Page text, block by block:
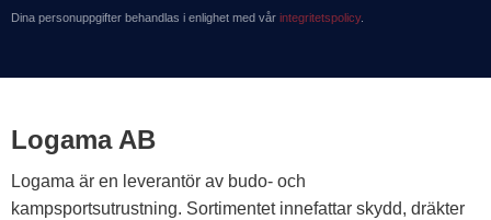
Dina personuppgifter behandlas i enlighet med vår integritetspolicy.
Logama AB
Logama är en leverantör av budo- och
kampsportsutrustning. Sortimentet innefattar skydd, dräkter